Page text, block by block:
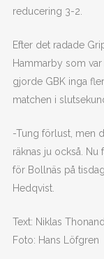
reducering 3-2.
Efter det radade
Hammarby som
gjorde GBK inga
matchen i
-Tung förlust, men
räknas ju också.
för Bollnäs på
Hedqvist.
Text: Niklas
Foto: Hans Löfgren